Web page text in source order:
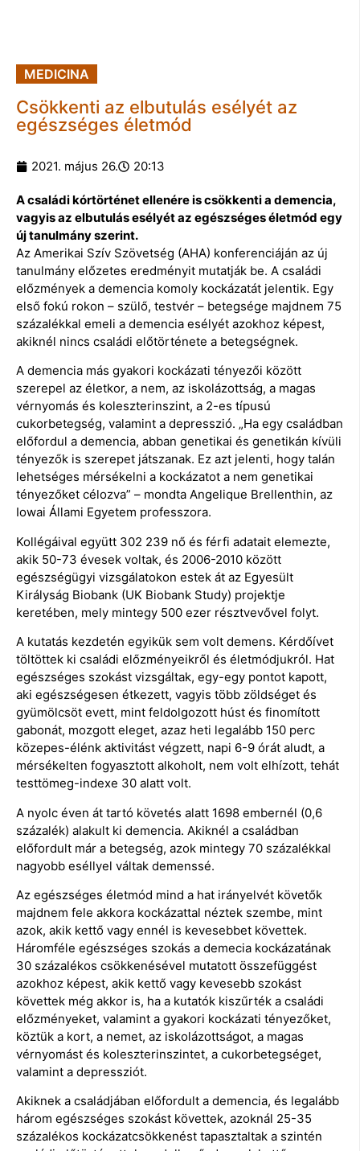
MEDICINA
Csökkenti az elbutulás esélyét az
egészséges életmód
2021. május 26. 20:13
A családi kórtörténet ellenére is csökkenti a demencia,
vagyis az elbutulás esélyét az egészséges életmód egy
új tanulmány szerint.
Az Amerikai Szív Szövetség (AHA) konferenciáján az új
tanulmány előzetes eredményit mutatják be. A családi
előzmények a demencia komoly kockázatát jelentik. Egy
első fokú rokon – szülő, testvér – betegsége majdnem 75
százalékkal emeli a demencia esélyét azokhoz képest,
akiknél nincs családi előtörténete a betegségnek.
A demencia más gyakori kockázati tényezői között
szerepel az életkor, a nem, az iskolázottság, a magas
vérnyomás és koleszterinszint, a 2-es típusú
cukorbetegség, valamint a depresszió. „Ha egy családban
előfordul a demencia, abban genetikai és genetikán kívüli
tényezők is szerepet játszanak. Ez azt jelenti, hogy talán
lehetséges mérsékelni a kockázatot a nem genetikai
tényezőket célozva” – mondta Angelique Brellenthin, az
Iowai Állami Egyetem professzora.
Kollégáival együtt 302 239 nő és férfi adatait elemezte,
akik 50-73 évesek voltak, és 2006-2010 között
egészségügyi vizsgálatokon estek át az Egyesült
Királyság Biobank (UK Biobank Study) projektje
keretében, mely mintegy 500 ezer résztvevővel folyt.
A kutatás kezdetén egyikük sem volt demens. Kérdőívet
töltöttek ki családi előzményeikről és életmódjukról. Hat
egészséges szokást vizsgáltak, egy-egy pontot kapott,
aki egészségesen étkezett, vagyis több zöldséget és
gyümölcsöt evett, mint feldolgozott húst és finomított
gabonát, mozgott eleget, azaz heti legalább 150 perc
közepes-élénk aktivitást végzett, napi 6-9 órát aludt, a
mérsékelten fogyasztott alkoholt, nem volt elhízott, tehát
testtömeg-indexe 30 alatt volt.
A nyolc éven át tartó követés alatt 1698 embernél (0,6
százalék) alakult ki demencia. Akiknél a családban
előfordult már a betegség, azok mintegy 70 százalékkal
nagyobb eséllyel váltak demenssé.
Az egészséges életmód mind a hat irányelvét követők
majdnem fele akkora kockázattal néztek szembe, mint
azok, akik kettő vagy ennél is kevesebbet követtek.
Háromféle egészséges szokás a demecia kockázatának
30 százalékos csökkenésével mutatott összefüggést
azokhoz képest, akik kettő vagy kevesebb szokást
követtek még akkor is, ha a kutatók kiszűrték a családi
előzményeket, valamint a gyakori kockázati tényezőket,
köztük a kort, a nemet, az iskolázottságot, a magas
vérnyomást és koleszterinszintet, a cukorbetegséget,
valamint a depressziót.
Akiknek a családjában előfordult a demencia, és legalább
három egészséges szokást követtek, azoknál 25-35
százalékos kockázatcsökkenést tapasztaltak a szintén